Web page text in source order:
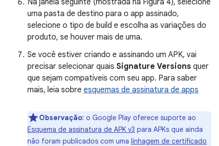
uma pasta de destino para o app assinado,
selecione o tipo de build e escolha as variações do
produto, se houver mais de uma.
Se você estiver criando e assinando um APK, vai
precisar selecionar quais Signature Versions quer
que sejam compatíveis com seu app. Para saber
mais, leia sobre esquemas de assinatura de apps
Observação: o Google Play oferece suporte ao
Esquema de assinatura de APK v3 para APKs que ainda
não foram publicados com uma linhagem de certificado